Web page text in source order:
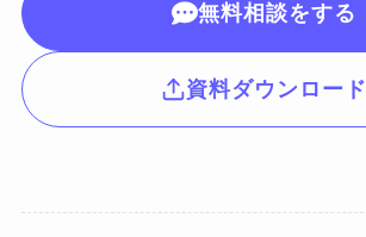
無料相談をする
資料ダウンロード